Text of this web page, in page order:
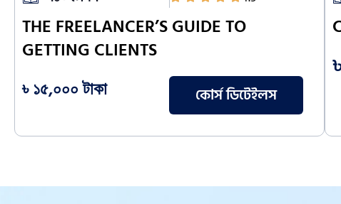
THE FREELANCER’S GUIDE TO
GETTING CLIENTS
৳ ১৫,০০০ টাকা কোর্স ডিটেইলস